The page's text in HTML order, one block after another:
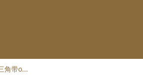
角带o...